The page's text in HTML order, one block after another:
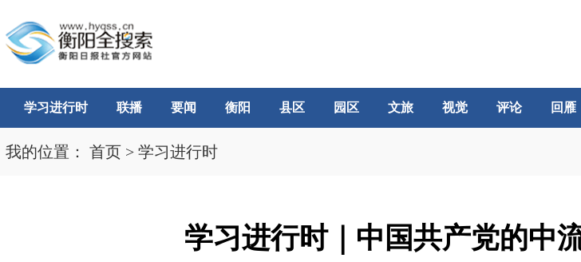
学习进行时 联播 要闻 衡阳 县区 园区 文旅 视觉 评论 回雁
我的位置： 首页 > 学习进行时
学习进行时｜中国共产党的中